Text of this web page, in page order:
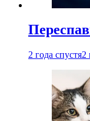
2 года спустя2